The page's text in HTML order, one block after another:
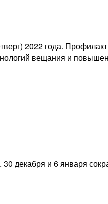
2022 года.
вещания и
декабря и 6 января